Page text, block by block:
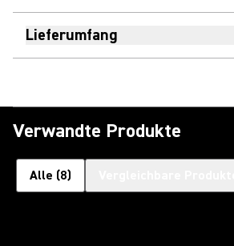
Lieferumfang
Verwandte Produkte
Alle (8)